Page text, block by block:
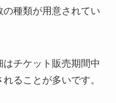
種類が用意されてい
チケット販売期間中
ることが多いです。